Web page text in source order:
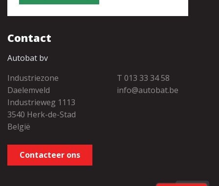
Contact
Autobat bv
Industriezone
Daelemveld
Industrieweg 1113
3540 Herk-de-Stad
België
T 013 33 34 58
info@autobat.be
Contacteer ons